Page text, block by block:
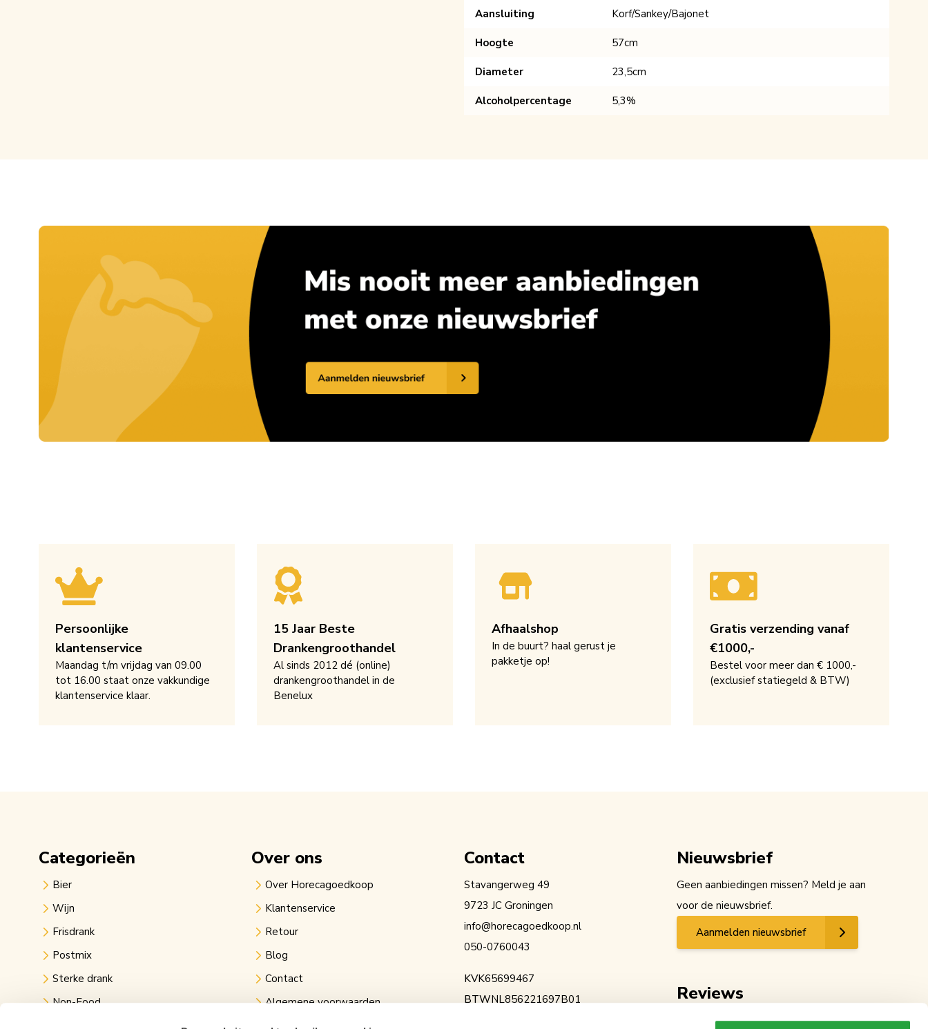
Aansluiting Korf/Sankey/Bajonet
Hoogte 57cm
Diameter 23,5cm
Alcoholpercentage 5,3%
Persoonlijke
klantenservice
Maandag t/m vrijdag van 09.00
tot 16.00 staat onze vakkundige
klantenservice klaar.
15 Jaar Beste
Drankengroothandel
Al sinds 2012 dé (online)
drankengroothandel in de
Benelux
Afhaalshop
In de buurt? haal gerust je
pakketje op!
Gratis verzending vanaf
€1000,-
Bestel voor meer dan € 1000,-
(exclusief statiegeld & BTW)
Categorieën
Bier
Wijn
Frisdrank
Postmix
Sterke drank
Non-Food
Over ons
Over Horecagoedkoop
Klantenservice
Retour
Blog
Contact
Algemene voorwaarden
Privacy verklaring
Contact
Stavangerweg 49
9723 JC Groningen
info@horecagoedkoop.nl
050-0760043
KVK65699467
BTWNL856221697B01
Nieuwsbrief
Geen aanbiedingen missen? Meld je aan
voor de nieuwsbrief.
Aanmelden nieuwsbrief
Reviews